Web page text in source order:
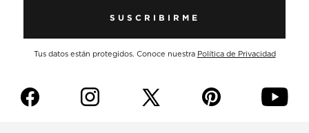
SUSCRIBIRME
Tus datos están protegidos. Conoce nuestra Política de Privacidad
f i p y